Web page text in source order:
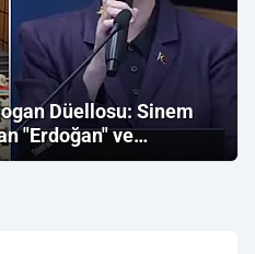
Düellosu: Sinem
"Erdoğan" ve